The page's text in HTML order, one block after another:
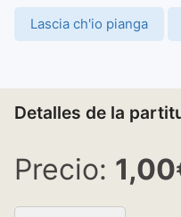
Lascia ch'io pianga
Detalles de la